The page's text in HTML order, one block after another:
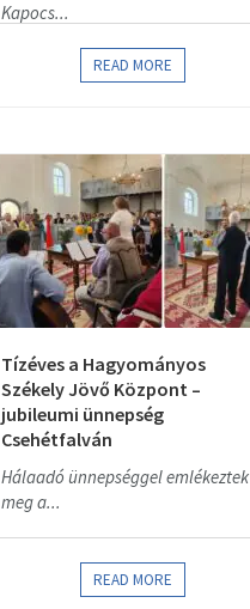
Kapocs...
READ MORE
Tízéves a Hagyományos
Székely Jövő Központ –
jubileumi ünnepség
Csehétfalván
Hálaadó ünnepséggel emlékeztek
meg a...
READ MORE